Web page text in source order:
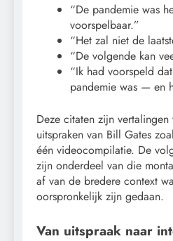
“De pandemie was
voorspelbaar.”
“Het zal niet de
“De volgende kan
“Ik had voorspeld
pandemie was — en
Deze citaten zijn
uitspraken van Bill Gates
één videocompilatie. De
zijn onderdeel van die
af van de bredere context
oorspronkelijk zijn gedaan.
Van uitspraak naar